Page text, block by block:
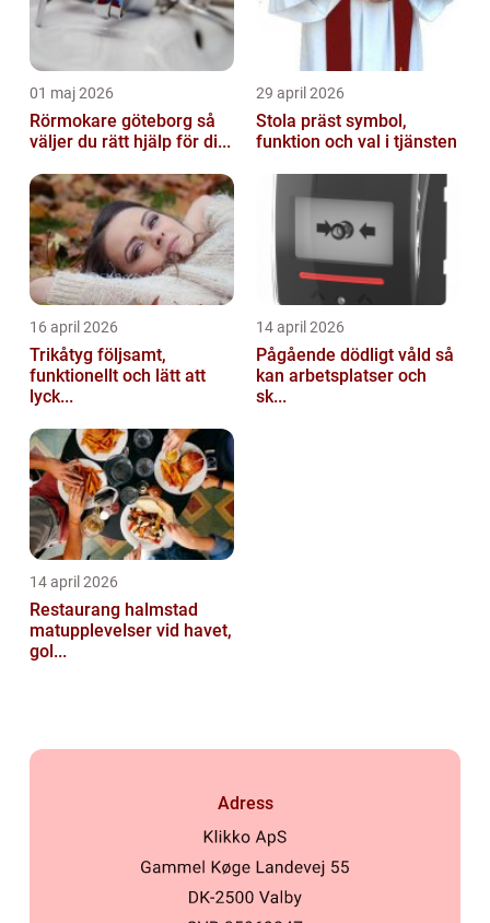
01 maj 2026
Rörmokare göteborg så
väljer du rätt hjälp för di...
29 april 2026
Stola präst symbol,
funktion och val i tjänsten
16 april 2026
Trikåtyg följsamt,
funktionellt och lätt att
lyck...
14 april 2026
Pågående dödligt våld så
kan arbetsplatser och
sk...
14 april 2026
Restaurang halmstad
matupplevelser vid havet,
gol...
Adress